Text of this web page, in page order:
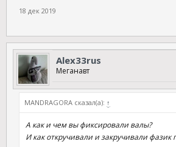
18 дек 2019
Аlex33rus
Меганавт
MANDRAGORA сказал(а): ↑
А как и чем вы фиксировали валы?
И как откручивали и закручивали фазик